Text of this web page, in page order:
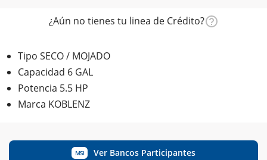
¿Aún no tienes tu linea de Crédito?
Tipo SECO / MOJADO
Capacidad 6 GAL
Potencia 5.5 HP
Marca KOBLENZ
MSI Ver Bancos Participantes